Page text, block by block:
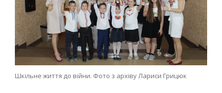
Шкільне життя до війни. Фото з архіву Лариси Грицюк